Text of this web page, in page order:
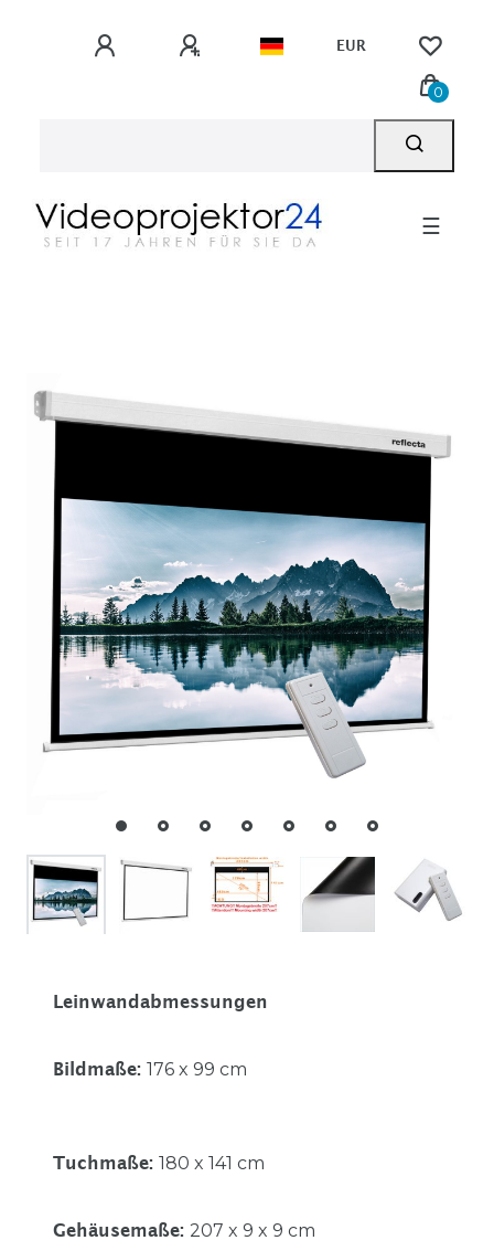
EUR
0
☰
Leinwandabmessungen
Bildmaße: 176 x 99 cm
Tuchmaße: 180 x 141 cm
Gehäusemaße: 207 x 9 x 9 cm